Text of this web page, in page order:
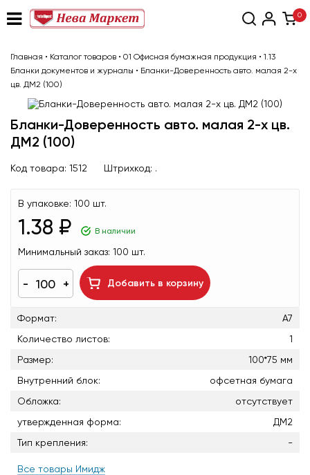
0
Главная • Каталог товаров • 01 Офисная бумажная продукция • 1.13
Бланки документов и журналы • Бланки-Доверенность авто. малая 2-х
цв. ДМ2 (100)
Бланки-Доверенность авто. малая 2-х цв.
ДМ2 (100)
Код товара: 1512 Штрихкод: .
В упаковке: 100 шт.
1.38 ₽ В наличии
Минимальный заказ: 100 шт.
Добавить в корзину
Формат:
А7
Количество листов:
1
Размер:
100*75 мм
Внутренний блок:
офсетная бумага
Обложка:
отсутствует
утвержденная форма:
ДМ2
Тип крепления:
-
Все товары Имидж